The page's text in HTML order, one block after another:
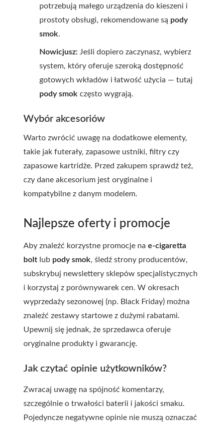
potrzebują małego urządzenia do kieszeni i
prostoty obsługi, rekomendowane są pody
smok.
Nowicjusz: Jeśli dopiero zaczynasz, wybierz
system, który oferuje szeroką dostępność
gotowych wkładów i łatwość użycia — tutaj
pody smok często wygrają.
Wybór akcesoriów
Warto zwrócić uwagę na dodatkowe elementy,
takie jak futerały, zapasowe ustniki, filtry czy
zapasowe kartridże. Przed zakupem sprawdź też,
czy dane akcesorium jest oryginalne i
kompatybilne z danym modelem.
Najlepsze oferty i promocje
Aby znaleźć korzystne promocje na e-cigaretta
bolt lub pody smok, śledź strony producentów,
subskrybuj newslettery sklepów specjalistycznych
i korzystaj z porównywarek cen. W okresach
wyprzedaży sezonowej (np. Black Friday) można
znaleźć zestawy startowe z dużymi rabatami.
Upewnij się jednak, że sprzedawca oferuje
oryginalne produkty i gwarancję.
Jak czytać opinie użytkowników?
Zwracaj uwagę na spójność komentarzy,
szczególnie o trwałości baterii i jakości smaku.
Pojedyncze negatywne opinie nie muszą oznaczać